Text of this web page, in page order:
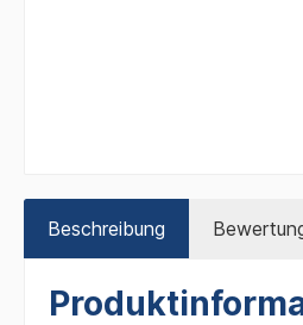
Beschreibung